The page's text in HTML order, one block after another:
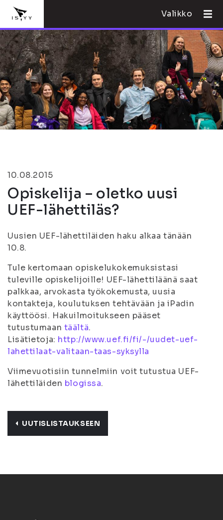
Valikko
10.08.2015
Opiskelija – oletko uusi
UEF-lähettiläs?
Uusien UEF-lähettiläiden haku alkaa tänään
10.8.
Tule kertomaan opiskelukokemuksistasi
tuleville opiskelijoille! UEF-lähettiläänä saat
palkkaa, arvokasta työkokemusta, uusia
kontakteja, koulutuksen tehtävään ja iPadin
käyttöösi. Hakuilmoitukseen pääset
tutustumaan täältä.
Lisätietoja: http://www.uef.fi/fi/-/uudet-uef-
lahettilaat-valitaan-taas-syksylla
Viimevuotisiin tunnelmiin voit tutustua UEF-
lähettiläiden blogissa.
UUTISLISTAUKSEEN